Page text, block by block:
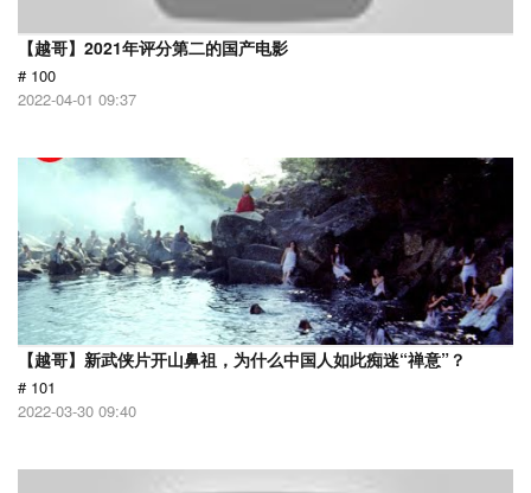
【越哥】2021年评分第二的国产电影
# 100
2022-04-01 09:37
【越哥】新武侠片开山鼻祖，为什么中国人如此痴迷“禅意”？
# 101
2022-03-30 09:40